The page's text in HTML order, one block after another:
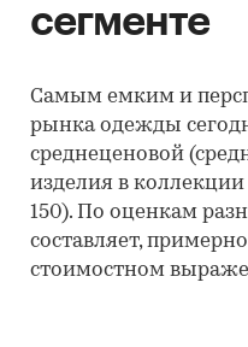
сегменте
Самым емким и
рынка одежды
среднеценовой
изделия в
150). По оценкам
составляет,
стоимостном